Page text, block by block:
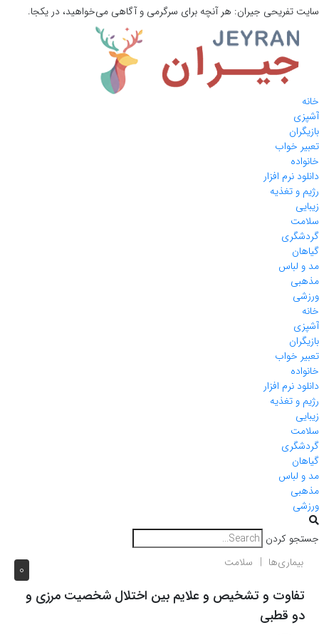
سایت تفریحی جیران: هر آنچه برای سرگرمی و آگاهی می‌خواهید، در یکجا.
خانه
آشپزی
بازیگران
تعبیر خواب
خانواده
دانلود نرم افزار
رژیم و تغذیه
زیبایی
سلامت
گردشگری
گیاهان
مد و لباس
مذهبی
ورزشی
خانه
آشپزی
بازیگران
تعبیر خواب
خانواده
دانلود نرم افزار
رژیم و تغذیه
زیبایی
سلامت
گردشگری
گیاهان
مد و لباس
مذهبی
ورزشی
جستجو کردن
0 بیماری‌ها سلامت
تفاوت و تشخیص و علایم بین اختلال شخصیت مرزی و
دو قطبی